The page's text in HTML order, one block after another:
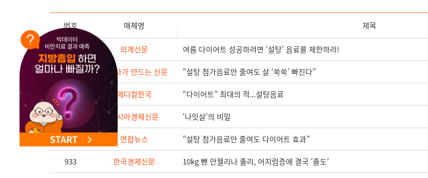
번호 매체명 제목
938 의계신문 여름 다이어트 성공하려면 ‘설탕’ 음료를 제한하라!
937 소비자가 만드는 신문 “설탕 첨가음료만 줄여도 살 ‘쑥쑥’ 빠진다”
936 메디컬한국 “다이어트” 최대의 적...설탕음료
935 아시아경제신문 ‘나잇살’의 비밀
934 연합뉴스 “설탕 첨가음료만 줄여도 다이어트 효과”
933 한국경제신문 10kg 뺀 안젤리나 졸리, 어지럼증에 결국 ‘졸도’